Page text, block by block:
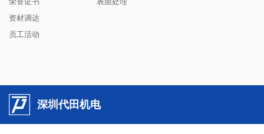
资材调达
员工活动
深圳代田机电